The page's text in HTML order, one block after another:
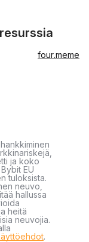
four.meme
ja koko
EU
tuloksista.
neuvo,
hallussa
heitä
neuvojia.
.